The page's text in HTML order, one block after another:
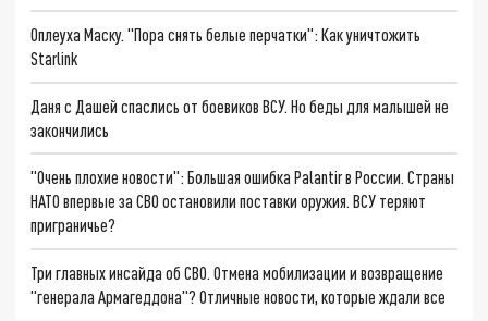
Оплеуха Маску. "Пора снять белые перчатки": Как уничтожить
Starlink
Даня с Дашей спаслись от боевиков ВСУ. Но беды для малышей не
закончились
"Очень плохие новости": Большая ошибка Palantir в России. Страны
НАТО впервые за СВО остановили поставки оружия. ВСУ теряют
приграничье?
Три главных инсайда об СВО. Отмена мобилизации и возвращение
"генерала Армагеддона"? Отличные новости, которые ждали все